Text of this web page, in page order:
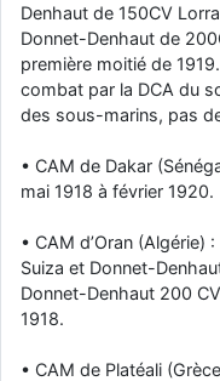
Denhaut de 150CV
Donnet-Denhaut de
première moitié de
combat par la DCA du
des sous-marins, pas
• CAM de Dakar
mai 1918 à février 1920.
• CAM d’Oran
Suiza et Donnet-
Donnet-Denhaut 200
1918.
• CAM de Platéali